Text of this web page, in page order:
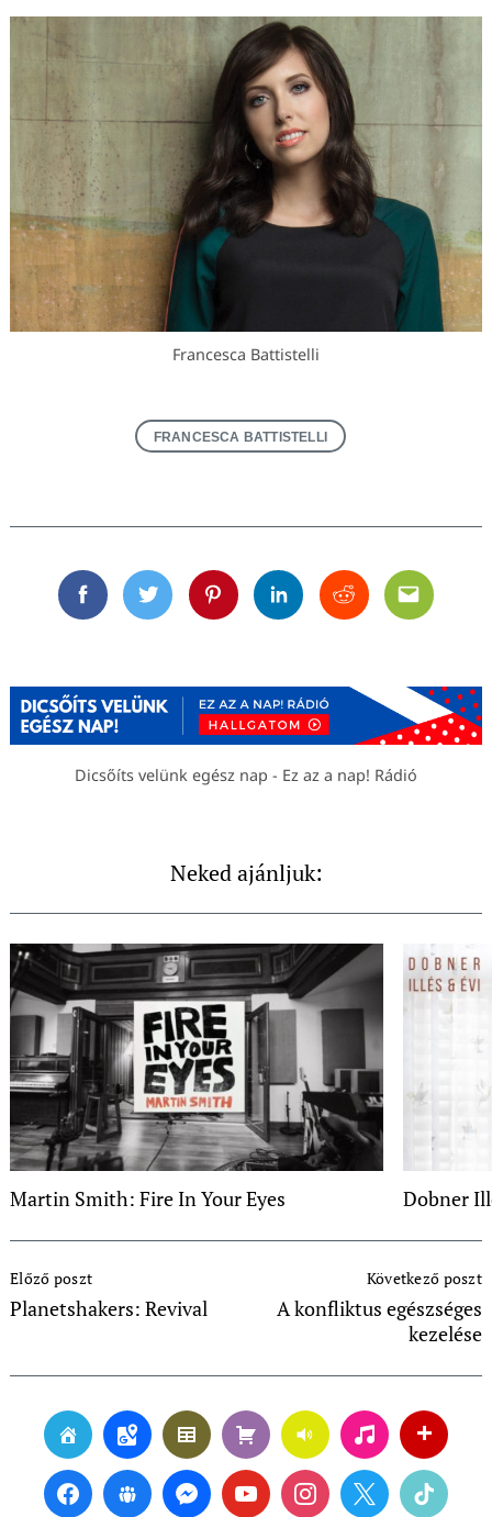
Francesca Battistelli
FRANCESCA BATTISTELLI
FacebookTwitterPinterestLinkedinRedditEmail
Dicsőíts velünk egész nap - Ez az a nap! Rádió
Neked ajánljuk:
Martin Smith: Fire In Your Eyes Dobner
Navigation
Előző poszt
Planetshakers: Revival
Következő poszt
A konfliktus egészséges
kezelése